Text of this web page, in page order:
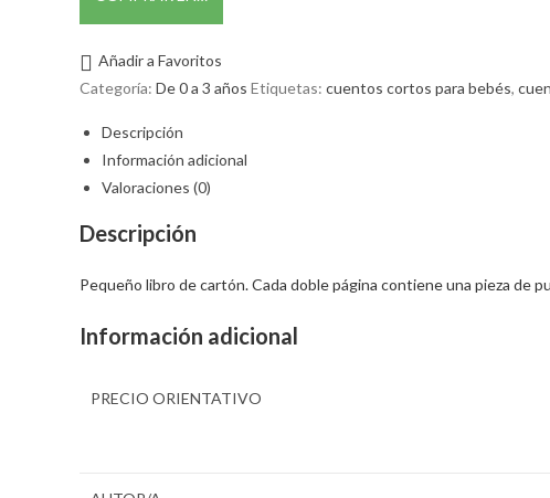
Añadir a Favoritos
Categoría: De 0 a 3 años Etiquetas: cuentos cortos para bebés,
Descripción
Información adicional
Valoraciones (0)
Descripción
Pequeño libro de cartón. Cada doble página contiene una pieza de
Información adicional
PRECIO ORIENTATIVO